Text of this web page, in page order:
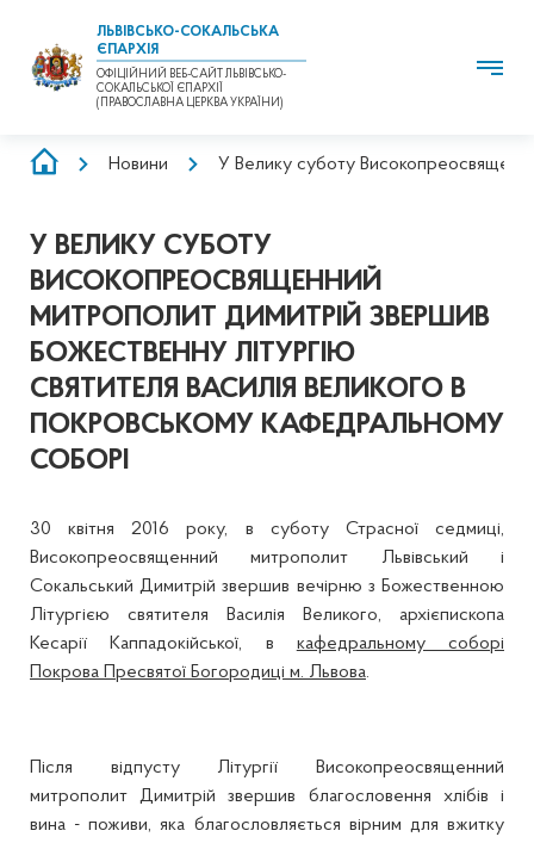
ЛЬВІВСЬКО-СОКАЛЬСЬКА
ЄПАРХІЯ
ОФІЦІЙНИЙ ВЕБ-САЙТ ЛЬВІВСЬКО-
СОКАЛЬСЬКОЇ ЄПАРХІЇ
(ПРАВОСЛАВНА ЦЕРКВА УКРАЇНИ)
РЯДОК
Новини У Велику суботу
У ВЕЛИКУ СУБОТУ
ВИСОКОПРЕОСВЯЩЕННИЙ
МИТРОПОЛИТ ДИМИТРІЙ ЗВЕРШИВ
БОЖЕСТВЕННУ ЛІТУРГІЮ
СВЯТИТЕЛЯ ВАСИЛІЯ ВЕЛИКОГО В
ПОКРОВСЬКОМУ КАФЕДРАЛЬНОМУ
СОБОРІ
30 квітня 2016 року, в суботу Страсної седмиці,
Високопреосвященний митрополит Львівський і
Сокальський Димитрій звершив вечірню з Божественною
Літургією святителя Василія Великого, архієпископа
Кесарії Каппадокійської, в кафедральному соборі
Покрова Пресвятої Богородиці м. Львова.
Після відпусту Літургії Високопреосвященний
митрополит Димитрій звершив благословення хлібів і
вина - поживи, яка благословляється вірним для вжитку